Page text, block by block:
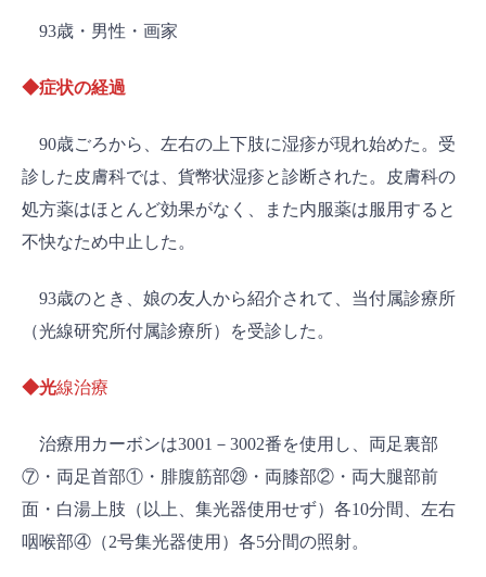
93歳・男性・画家
◆症状の経過
90歳ごろから、左右の上下肢に湿疹が現れ始めた。受
診した皮膚科では、貨幣状湿疹と診断された。皮膚科の
処方薬はほとんど効果がなく、また内服薬は服用すると
不快なため中止した。
93歳のとき、娘の友人から紹介されて、当付属診療所
（光線研究所付属診療所）を受診した。
◆光線治療
治療用カーボンは3001－3002番を使用し、両足裏部
⑦・両足首部①・腓腹筋部㉙・両膝部②・両大腿部前
面・白湯上肢（以上、集光器使用せず）各10分間、左右
咽喉部④（2号集光器使用）各5分間の照射。